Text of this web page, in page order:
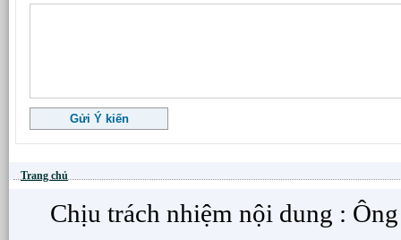
Trang chủ
Chịu trách nhiệm nội dung :